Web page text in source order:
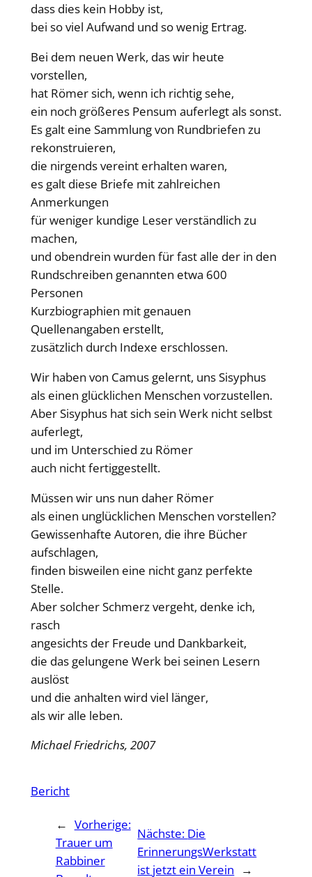
dass dies kein Hobby ist,
bei so viel Aufwand und so wenig Ertrag.
Bei dem neuen Werk, das wir heute
vorstellen,
hat Römer sich, wenn ich richtig sehe,
ein noch größeres Pensum auferlegt als sonst.
Es galt eine Sammlung von Rundbriefen zu
rekonstruieren,
die nirgends vereint erhalten waren,
es galt diese Briefe mit zahlreichen
Anmerkungen
für weniger kundige Leser verständlich zu
machen,
und obendrein wurden für fast alle der in den
Rundschreiben genannten etwa 600
Personen
Kurzbiographien mit genauen
Quellenangaben erstellt,
zusätzlich durch Indexe erschlossen.
Wir haben von Camus gelernt, uns Sisyphus
als einen glücklichen Menschen vorzustellen.
Aber Sisyphus hat sich sein Werk nicht selbst
auferlegt,
und im Unterschied zu Römer
auch nicht fertiggestellt.
Müssen wir uns nun daher Römer
als einen unglücklichen Menschen vorstellen?
Gewissenhafte Autoren, die ihre Bücher
aufschlagen,
finden bisweilen eine nicht ganz perfekte
Stelle.
Aber solcher Schmerz vergeht, denke ich,
rasch
angesichts der Freude und Dankbarkeit,
die das gelungene Werk bei seinen Lesern
auslöst
und die anhalten wird viel länger,
als wir alle leben.
Michael Friedrichs, 2007
Bericht
← Vorherige:
Trauer um
Rabbiner
Nächste: Die
ErinnerungsWerkstatt
ist jetzt ein Verein
→